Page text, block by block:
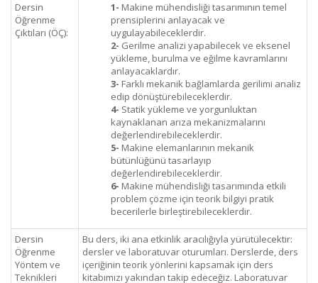
Dersin
Öğrenme
Çıktıları (ÖÇ):
1- Makine mühendisliği tasarımının temel
prensiplerini anlayacak ve
uygulayabileceklerdir.
2- Gerilme analizi yapabilecek ve eksenel
yükleme, burulma ve eğilme kavramlarını
anlayacaklardır.
3- Farklı mekanik bağlamlarda gerilimi analiz
edip dönüştürebileceklerdir.
4- Statik yükleme ve yorgunluktan
kaynaklanan arıza mekanizmalarını
değerlendirebileceklerdir.
5- Makine elemanlarının mekanik
bütünlüğünü tasarlayıp
değerlendirebileceklerdir.
6- Makine mühendisliği tasarımında etkili
problem çözme için teorik bilgiyi pratik
becerilerle birleştirebileceklerdir.
Dersin
Öğrenme
Yöntem ve
Teknikleri
Bu ders, iki ana etkinlik aracılığıyla yürütülecektir:
dersler ve laboratuvar oturumları. Derslerde, ders
içeriğinin teorik yönlerini kapsamak için ders
kitabımızı yakından takip edeceğiz. Laboratuvar